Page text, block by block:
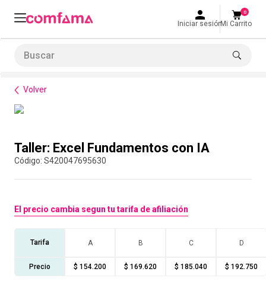
Iniciar sesiónMi Carrito
0
Volver
Taller: Excel Fundamentos con IA
: S420047695630
El precio cambia segun tu tarifa de afiliación
Tarifa A B C D
Precio $ 154.200 $ 169.620 $ 185.040 $ 192.750
5.
tiqueteras
talleres creativos
9.
refrigerio